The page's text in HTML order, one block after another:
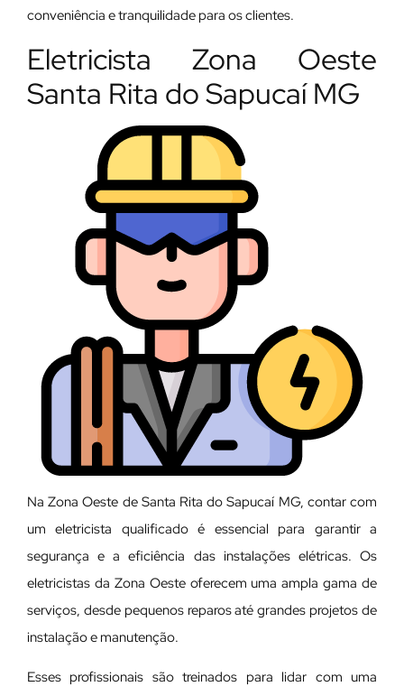
conveniência e tranquilidade para os clientes.
Eletricista Zona Oeste
Santa Rita do Sapucaí MG
Na Zona Oeste de Santa Rita do Sapucaí MG, contar com
um eletricista qualificado é essencial para garantir a
segurança e a eficiência das instalações elétricas. Os
eletricistas da Zona Oeste oferecem uma ampla gama de
serviços, desde pequenos reparos até grandes projetos de
instalação e manutenção.
Esses profissionais são treinados para lidar com uma